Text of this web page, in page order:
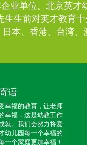
业单位。北京英
生前对英才教育
本、香港、台湾
语
幸福的教育，让老师
幸福，这是幼教工作
就。我们会努力将爱
幼儿园每一个幸福的
一个家庭更加幸福！